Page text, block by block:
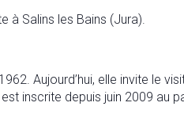
à Salins les Bains (Jura).
Aujourd’hui, elle invite le
inscrite depuis juin 2009 au